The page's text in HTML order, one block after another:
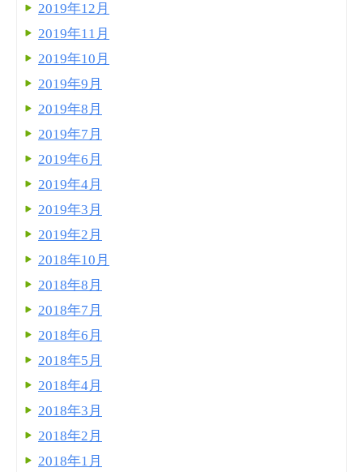
2019年12月
2019年11月
2019年10月
2019年9月
2019年8月
2019年7月
2019年6月
2019年4月
2019年3月
2019年2月
2018年10月
2018年8月
2018年7月
2018年6月
2018年5月
2018年4月
2018年3月
2018年2月
2018年1月